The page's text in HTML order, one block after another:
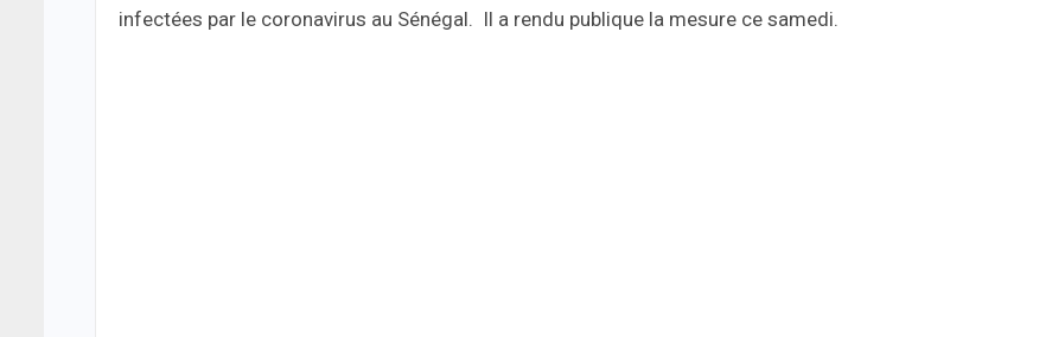
infectées par le coronavirus au Sénégal. Il a rendu publique la mesure ce samedi.